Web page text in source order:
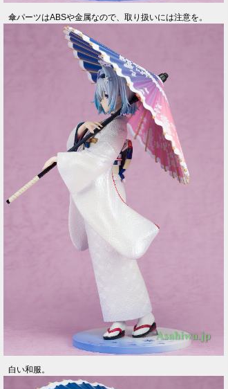
傘パーツはABSや金属なので、取り扱いには注意を。
白い和服。